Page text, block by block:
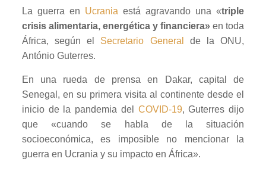
La guerra en Ucrania está agravando una «triple
crisis alimentaria, energética y financiera» en toda
África, según el Secretario General
de la ONU,
António Guterres.
En una rueda de prensa en Dakar, capital de
Senegal, en su primera visita al continente desde el
inicio de la pandemia del COVID-19, Guterres dijo
que «cuando se habla de la situación
socioeconómica, es imposible no mencionar la
guerra en Ucrania y su impacto en África».